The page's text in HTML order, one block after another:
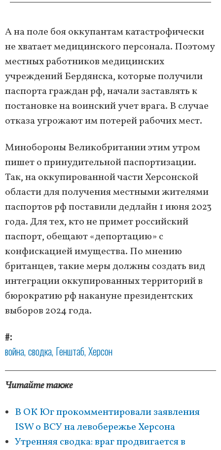
А на поле боя оккупантам катастрофически
не хватает медицинского персонала. Поэтому
местных работников медицинских
учреждений Бердянска, которые получили
паспорта граждан рф, начали заставлять к
постановке на воинский учет врага. В случае
отказа угрожают им потерей рабочих мест.
Минобороны Великобритании этим утром
пишет о принудительной паспортизации.
Так, на оккупированной части Херсонской
области для получения местными жителями
паспортов рф поставили дедлайн 1 июня 2023
года. Для тех, кто не примет российский
паспорт, обещают «депортацию» с
конфискацией имущества. По мнению
британцев, такие меры должны создать вид
интеграции оккупированных территорий в
бюрократию рф накануне президентских
выборов 2024 года.
#
война сводка Генштаб Херсон
Читайте также
В ОК Юг прокомментировали заявления
ISW о ВСУ на левобережье Херсона
Утренняя сводка: враг продвигается в